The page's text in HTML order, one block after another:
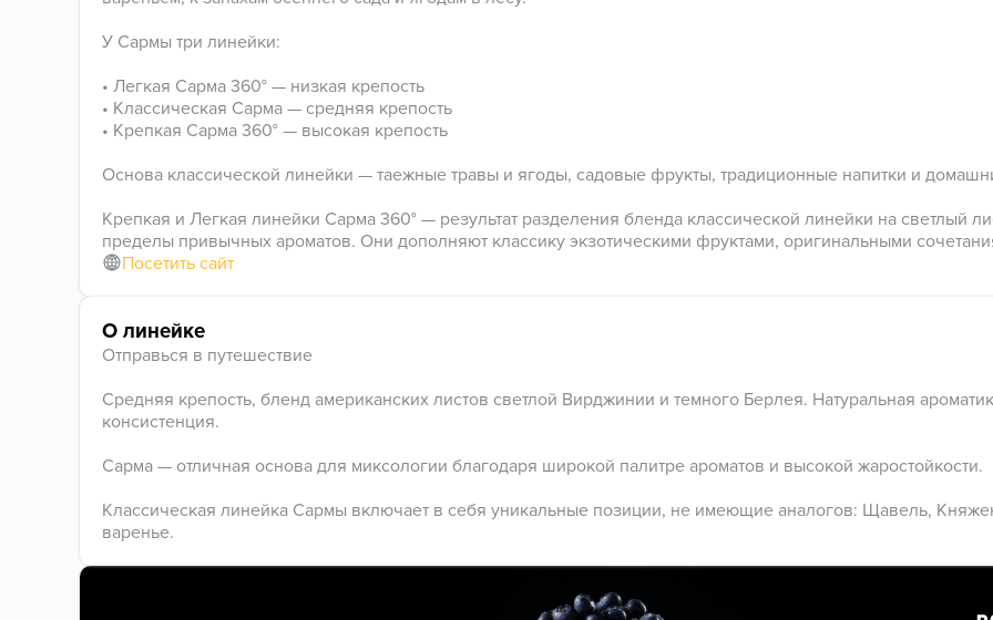
У Сармы три линейки:
• Легкая Сарма 360° — низкая крепость
• Классическая Сарма — средняя крепость
• Крепкая Сарма 360° — высокая крепость
Основа классической линейки — таежные травы и ягоды, садовые фрукты, традиционные напитки и
Крепкая и Легкая линейки Сарма 360° — результат разделения бленда классической линейки на светлый
пределы привычных ароматов. Они дополняют классику экзотическими фруктами, оригинальными
Посетить сайт
О линейке
Отправься в путешествие
Средняя крепость, бленд американских листов светлой Вирджинии и темного Берлея. Натуральная
консистенция.
Сарма — отличная основа для миксологии благодаря широкой палитре ароматов и высокой жаростойкости.
Классическая линейка Сармы включает в себя уникальные позиции, не имеющие аналогов: Щавель,
варенье.